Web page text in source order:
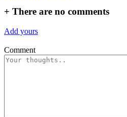
+ There are no comments
Add yours
Comment